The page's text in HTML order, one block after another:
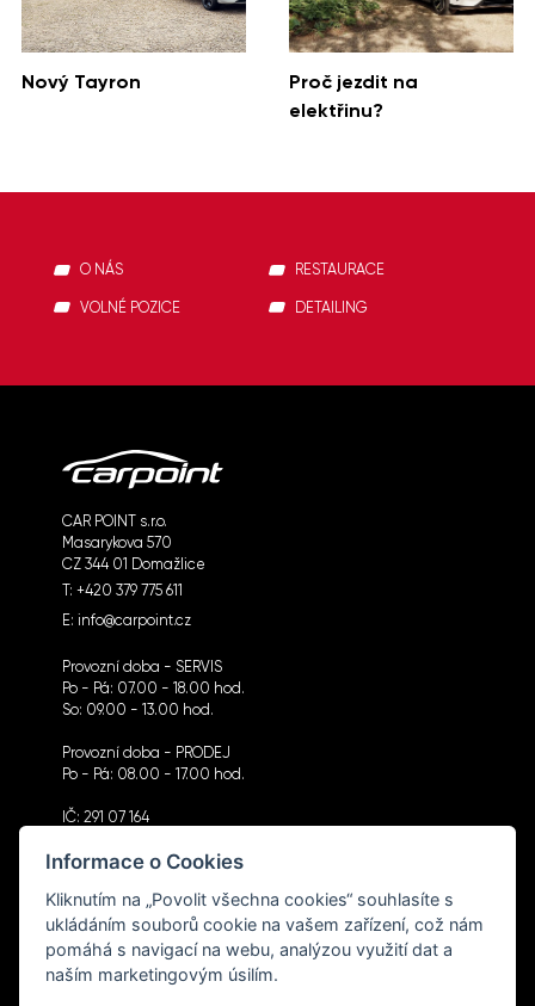
Nový Tayron
Proč jezdit na
elektřinu?
O NÁS RESTAURACE
VOLNÉ POZICE DETAILING
CAR POINT s.r.o.
Masarykova 570
CZ 344 01 Domažlice
T: +420 379 775 611
E: info@carpoint.cz
Provozní doba - SERVIS
Po - Pá: 07.00 - 18.00 hod.
So: 09.00 - 13.00 hod.
Provozní doba - PRODEJ
Po - Pá: 08.00 - 17.00 hod.
IČ: 291 07 164
CHCI DOSTÁVAT NOVINKY
Informace o Cookies
Kliknutím na „Povolit všechna cookies“ souhlasíte s
ukládáním souborů cookie na vašem zařízení, což nám
pomáhá s navigací na webu, analýzou využití dat a
naším marketingovým úsilím.